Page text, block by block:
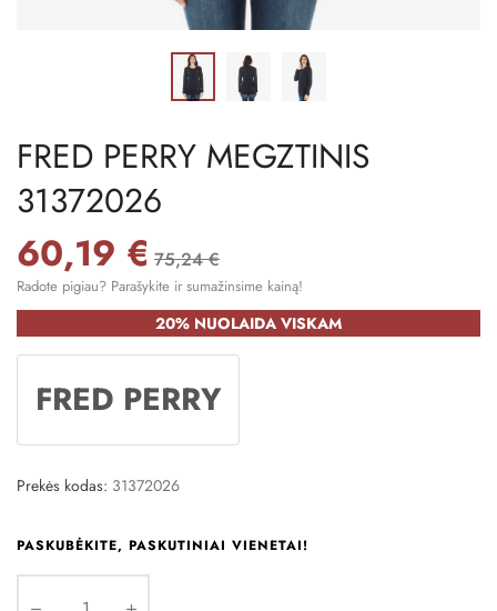
FRED PERRY MEGZTINIS
31372026
60,19 € 75,24 €
Radote pigiau? Parašykite ir sumažinsime kainą!
20% NUOLAIDA VISKAM
FRED PERRY
Prekės kodas: 31372026
PASKUBĖKITE, PASKUTINIAI VIENETAI!